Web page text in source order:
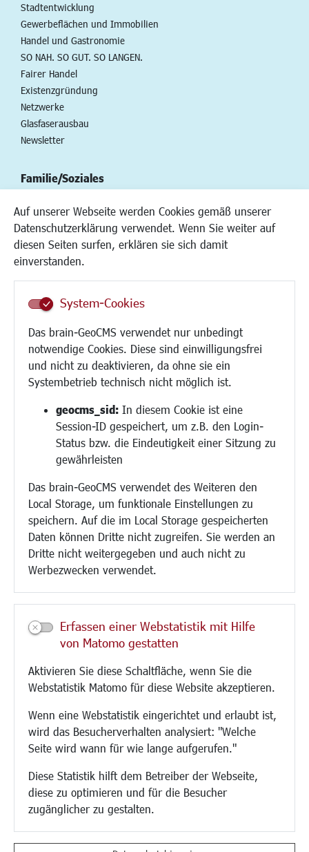
Auf unserer Webseite werden Cookies gemäß unserer
Datenschutzerklärung verwendet. Wenn Sie weiter auf
diesen Seiten surfen, erklären sie sich damit
einverstanden.
System-Cookies
Das brain-GeoCMS verwendet nur unbedingt
notwendige Cookies. Diese sind einwilligungsfrei
und nicht zu deaktivieren, da ohne sie ein
Systembetrieb technisch nicht möglich ist.
geocms_sid: In diesem Cookie ist eine
Session-ID gespeichert, um z.B. den Login-
Status bzw. die Eindeutigkeit einer Sitzung zu
gewährleisten
Das brain-GeoCMS verwendet des Weiteren den
Local Storage, um funktionale Einstellungen zu
speichern. Auf die im Local Storage gespeicherten
Daten können Dritte nicht zugreifen. Sie werden an
Dritte nicht weitergegeben und auch nicht zu
Werbezwecken verwendet.
Erfassen einer Webstatistik mit Hilfe
von Matomo gestatten
Aktivieren Sie diese Schaltfläche, wenn Sie die
Webstatistik Matomo für diese Website akzeptieren.
Wenn eine Webstatistik eingerichtet und erlaubt ist,
wird das Besucherverhalten analysiert: "Welche
Seite wird wann für wie lange aufgerufen."
Diese Statistik hilft dem Betreiber der Webseite,
diese zu optimieren und für die Besucher
zugänglicher zu gestalten.
Stadtentwicklung
Gewerbeflächen und Immobilien
Handel und Gastronomie
SO NAH. SO GUT. SO LANGEN.
Fairer Handel
Existenzgründung
Netzwerke
Glasfaserausbau
Newsletter
Familie/Soziales
Kinderbetreuung
Kinder und Jugend
Institutionen für Familien
Frauen
Schule
Demokratie leben
Ukrainehilfe
Hilfe für Geflüchtete
Religion
Bauen/Umwelt/Mobilität
Bebauungsplanung
Verkehr/Mobilität
Glasfaserausbau
Aktuelle Baustellen
Paddelteich
CINDY S
Kultur/Freizeit/Tourismus
Veranstaltungen
Neue Stadthalle Langen
Bäder
Musikschule
Stadtbücherei
Stadtarchiv
Museen
Hotels/Unterkünfte
Gastronomie
Kunstszene